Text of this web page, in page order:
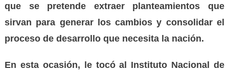
que se pretende extraer planteamientos que
sirvan para generar los cambios y consolidar el
proceso de desarrollo que necesita la nación.
En esta ocasión, le tocó al Instituto Nacional de